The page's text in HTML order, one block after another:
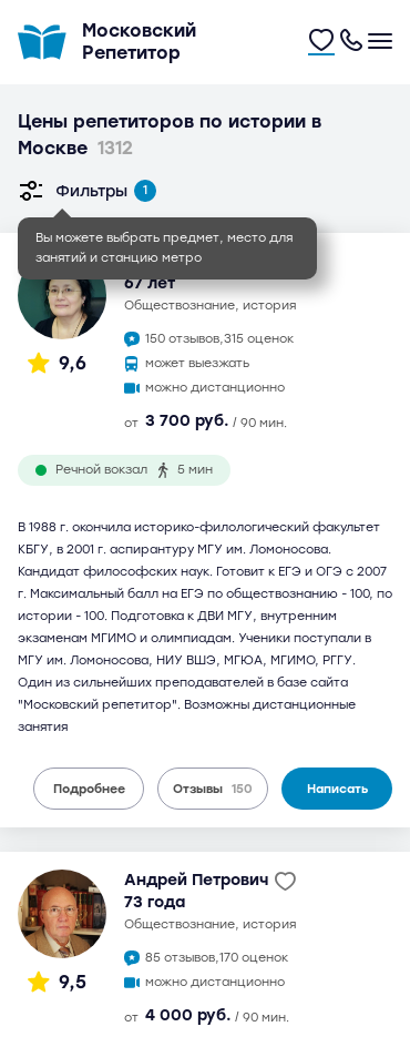
Московский
Репетитор
Цены репетиторов по истории в
Москве 1312
Вы можете выбрать предмет, место для
занятий и станцию метро
Фильтры 1
9,6
Евгения Петровна
67 лет
обществознание, история
150 отзывов,315 оценок
может выезжать
можно дистанционно
от 3 700 руб. / 90 мин.
Речной вокзал 5 мин
В 1988 г. окончила историко-филологический факультет
КБГУ, в 2001 г. аспирантуру МГУ им. Ломоносова.
Кандидат философских наук. Готовит к ЕГЭ и ОГЭ с 2007
г. Максимальный балл на ЕГЭ по обществознанию - 100, по
истории - 100. Подготовка к ДВИ МГУ, внутренним
экзаменам МГИМО и олимпиадам. Ученики поступали в
МГУ им. Ломоносова, НИУ ВШЭ, МГЮА, МГИМО, РГГУ.
Один из сильнейших преподавателей в базе сайта
"Московский репетитор". Возможны дистанционные
занятия
Подробнее Отзывы 150 Написать
9,5
Андрей Петрович
73 года
обществознание, история
85 отзывов,170 оценок
можно дистанционно
от 4 000 руб. / 90 мин.